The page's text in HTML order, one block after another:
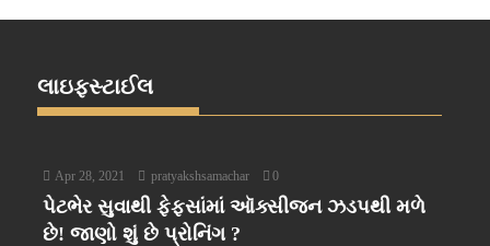
લાઇફસ્ટાઈલ
Apr 28, 2021 pratyakshsamachar 0
પેટભેર સુવાથી ફેફસાંમાં ઑક્સીજન ઝડપથી મળે
છે! જાણો શું છે પ્રોનિંગ ?